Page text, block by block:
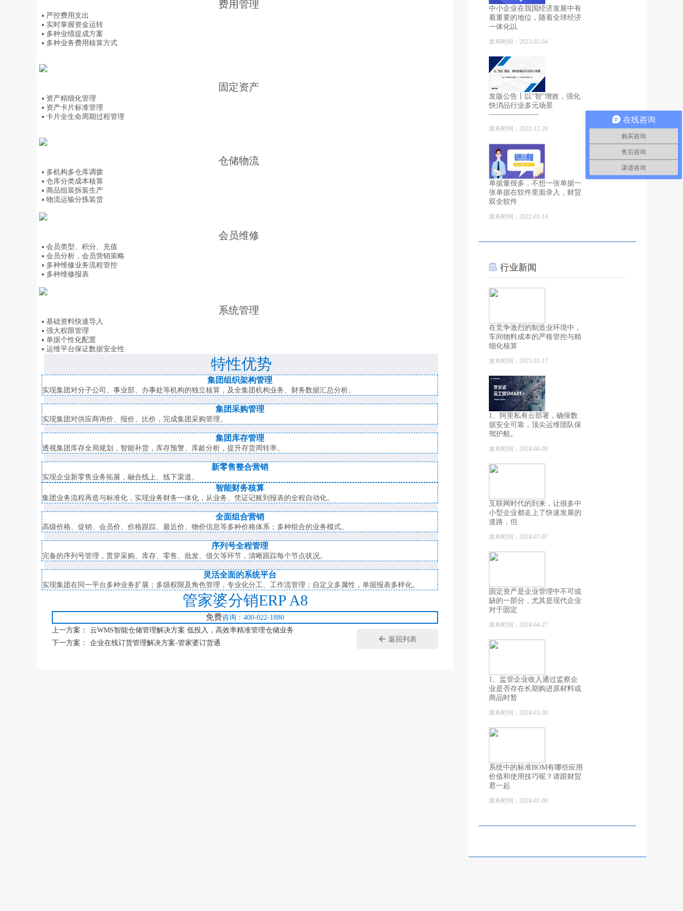
费用管理
▪ 严控费用支出
▪ 实时掌握资金运转
▪ 多种业绩提成方案
▪ 多种业务费用核算方式
固定资产
▪ 资产精细化管理
▪ 资产卡片标准管理
▪ 卡片全生命周期过程管理
仓储物流
▪ 多机构多仓库调拨
▪ 仓库分类成本核算
▪ 商品组装拆装生产
▪ 物流运输分拣装货
会员维修
▪ 会员类型、积分、充值
▪ 会员分析，会员营销策略
▪ 多种维修业务流程管控
▪ 多种维修报表
系统管理
▪ 基础资料快速导入
▪ 强大权限管理
▪ 单据个性化配置
▪ 运维平台保证数据安全性
特性优势
集团组织架构管理
实现集团对分子公司、事业部、办事处等机构的独立核算，及全集团机构业务、财务数据汇总分析。
集团采购管理
实现集团对供应商询价、报价、比价，完成集团采购管理。
集团库存管理
透视集团库存全局规划，智能补货，库存预警、库龄分析，提升存货周转率。
新零售整合营销
实现企业新零售业务拓展，融合线上、线下渠道。
智能财务核算
集团业务流程再造与标准化，实现业务财务一体化，从业务、凭证记账到报表的全程自动化。
全面组合营销
高级价格、促销、会员价、价格跟踪、最近价、物价信息等多种价格体系；多种组合的业务模式。
序列号全程管理
完备的序列号管理，贯穿采购、库存、零售、批发、借欠等环节，清晰跟踪每个节点状况。
灵活全面的系统平台
实现集团在同一平台多种业务扩展；多级权限及角色管理，专业化分工、工作流管理；自定义多属性，单据报表多样化。
管家婆分销ERP A8
免费咨询：400-022-1880
上一方案：
云WMS智能仓储管理解决方案 低投入，高效率精准管理仓储业务
下一方案：
企业在线订货管理解决方案-管家婆订货通 返回列表
中小企业在我国经济发展中有
着重要的地位，随着全球经济
一体化以
发布时间：2023-02-04
发版公告丨以“智”增效，强化
快消品行业多元场景
———————
发布时间：2022-12-26
单据量很多，不想一张单据一
张单据在软件里面录入，财贸
双全软件
发布时间：2022-01-14
行业新闻
在竞争激烈的制造业环境中，
车间物料成本的严格管控与精
细化核算
发布时间：2025-01-17
1、阿里私有云部署，确保数
据安全可靠，顶尖运维团队保
驾护航。
发布时间：2024-08-09
互联网时代的到来，让很多中
小型企业都走上了快速发展的
道路，但
发布时间：2024-07-07
固定资产是企业管理中不可或
缺的一部分，尤其是现代企业
对于固定
发布时间：2024-04-27
1、监管企业收入通过监察企
业是否存在长期购进原材料或
商品时暂
发布时间：2024-03-30
系统中的标准BOM有哪些应用
价值和使用技巧呢？请跟财贸
君一起
发布时间：2024-01-06
在线咨询
购买咨询
售后咨询
渠道咨询